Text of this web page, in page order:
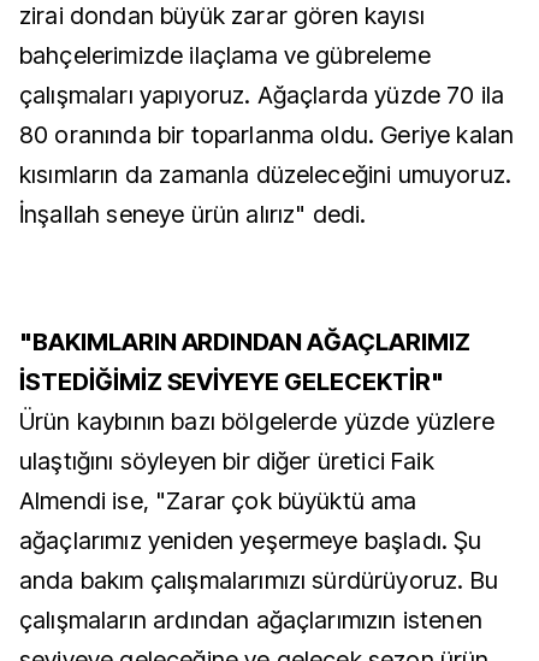
zirai dondan büyük zarar gören kayısı
bahçelerimizde ilaçlama ve gübreleme
çalışmaları yapıyoruz. Ağaçlarda yüzde 70 ila
80 oranında bir toparlanma oldu. Geriye kalan
kısımların da zamanla düzeleceğini umuyoruz.
İnşallah seneye ürün alırız" dedi.
"BAKIMLARIN ARDINDAN AĞAÇLARIMIZ
İSTEDİĞİMİZ SEVİYEYE GELECEKTİR"
Ürün kaybının bazı bölgelerde yüzde yüzlere
ulaştığını söyleyen bir diğer üretici Faik
Almendi ise, "Zarar çok büyüktü ama
ağaçlarımız yeniden yeşermeye başladı. Şu
anda bakım çalışmalarımızı sürdürüyoruz. Bu
çalışmaların ardından ağaçlarımızın istenen